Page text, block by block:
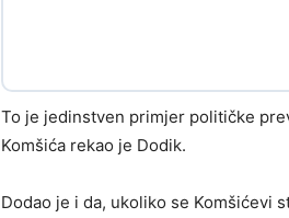
To je jedinstven primjer političke
Komšića rekao je Dodik.
Dodao je i da, ukoliko se Komšićevi